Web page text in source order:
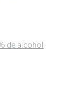
de alcohol